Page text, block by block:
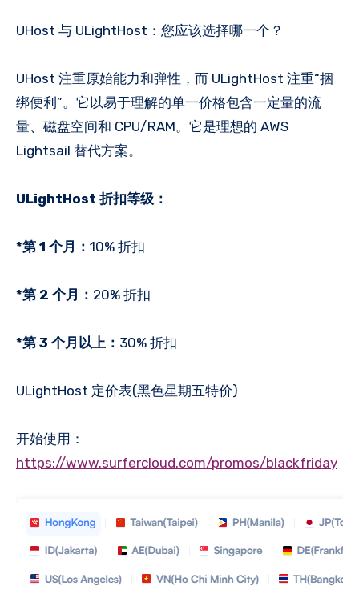
UHost 与 ULightHost：您应该选择哪一个？
UHost 注重原始能力和弹性，而 ULightHost 注重“捆
绑便利”。它以易于理解的单一价格包含一定量的流
量、磁盘空间和 CPU/RAM。它是理想的 AWS
Lightsail 替代方案。
ULightHost 折扣等级：
*第 1 个月： 10% 折扣
*第 2 个月： 20% 折扣
*第 3 个月以上： 30% 折扣
ULightHost 定价表(黑色星期五特价)
开始使用：
https://www.surfercloud.com/promos/blackfriday